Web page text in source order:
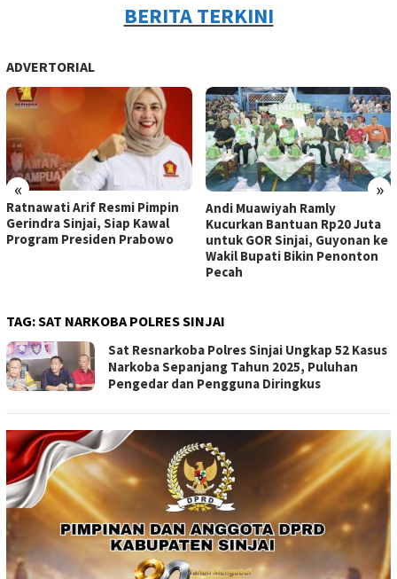
BERITA TERKINI
ADVERTORIAL
« »
Ratnawati Arif Resmi Pimpin
Gerindra Sinjai, Siap Kawal
Program Presiden Prabowo
Andi Muawiyah Ramly
Kucurkan Bantuan Rp20 Juta
untuk GOR Sinjai, Guyonan ke
Wakil Bupati Bikin Penonton
Pecah
TAG:SAT NARKOBA POLRES SINJAI
Sat Resnarkoba Polres Sinjai Ungkap 52 Kasus
Narkoba Sepanjang Tahun 2025, Puluhan
Pengedar dan Pengguna Diringkus